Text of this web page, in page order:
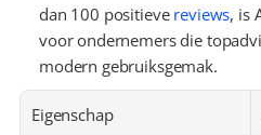
dan 100 positieve reviews, is
voor ondernemers die
modern gebruiksgemak.
Eigenschap